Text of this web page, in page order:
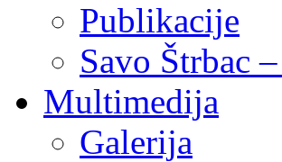
Publikacije
Savo Štrbac
Multimedija
Galerija